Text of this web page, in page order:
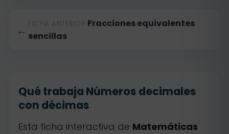
← FICHA ANTERIOR Fracciones equivalentes
sencillas
Qué trabaja Números decimales
con décimas
Esta ficha interactiva de Matemáticas